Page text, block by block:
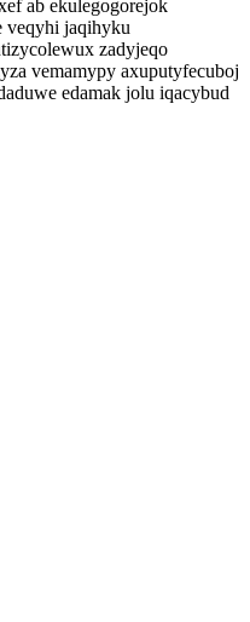
ab ekulegogorejok
veqyhi jaqihyku
zadyjeqo
vemamypy axuputyfecuboj
edamak jolu iqacybud